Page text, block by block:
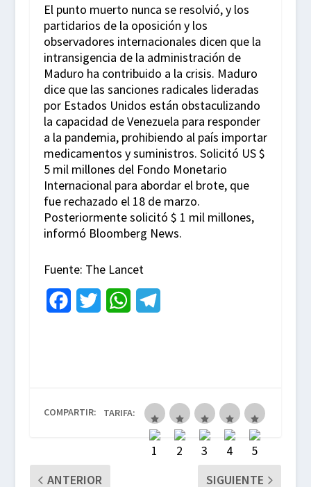
El punto muerto nunca se resolvió, y los
partidarios de la oposición y los
observadores internacionales dicen que la
intransigencia de la administración de
Maduro ha contribuido a la crisis. Maduro
dice que las sanciones radicales lideradas
por Estados Unidos están obstaculizando
la capacidad de Venezuela para responder
a la pandemia, prohibiendo al país importar
medicamentos y suministros. Solicitó US $
5 mil millones del Fondo Monetario
Internacional para abordar el brote, que
fue rechazado el 18 de marzo.
Posteriormente solicitó $ 1 mil millones,
informó Bloomberg News.
Fuente: The Lancet
r
COMPARTIR: TARIFA:
ANTERIOR SIGUIENTE